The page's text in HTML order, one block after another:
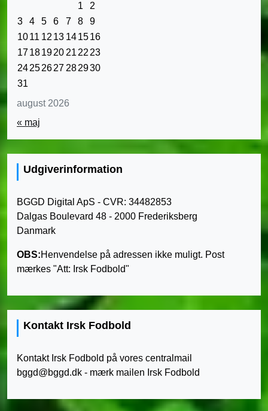
august 2026
1
2
3
4 5 6 7 8
9
1011 12 13 141516
17181920 21 22 23
24252627 282930
31
« maj
Udgiverinformation
BGGD Digital ApS - CVR: 34482853
Dalgas Boulevard 48 - 2000 Frederiksberg
Danmark
OBS:Henvendelse på adressen ikke muligt. Post
mærkes "Att: Irsk Fodbold"
Kontakt Irsk Fodbold
Kontakt Irsk Fodbold på vores centralmail
bggd@bggd.dk - mærk mailen Irsk Fodbold